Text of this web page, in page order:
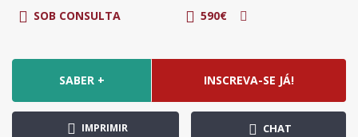
SOB CONSULTA 590€
SABER + INSCREVA-SE JÁ!
IMPRIMIR CHAT